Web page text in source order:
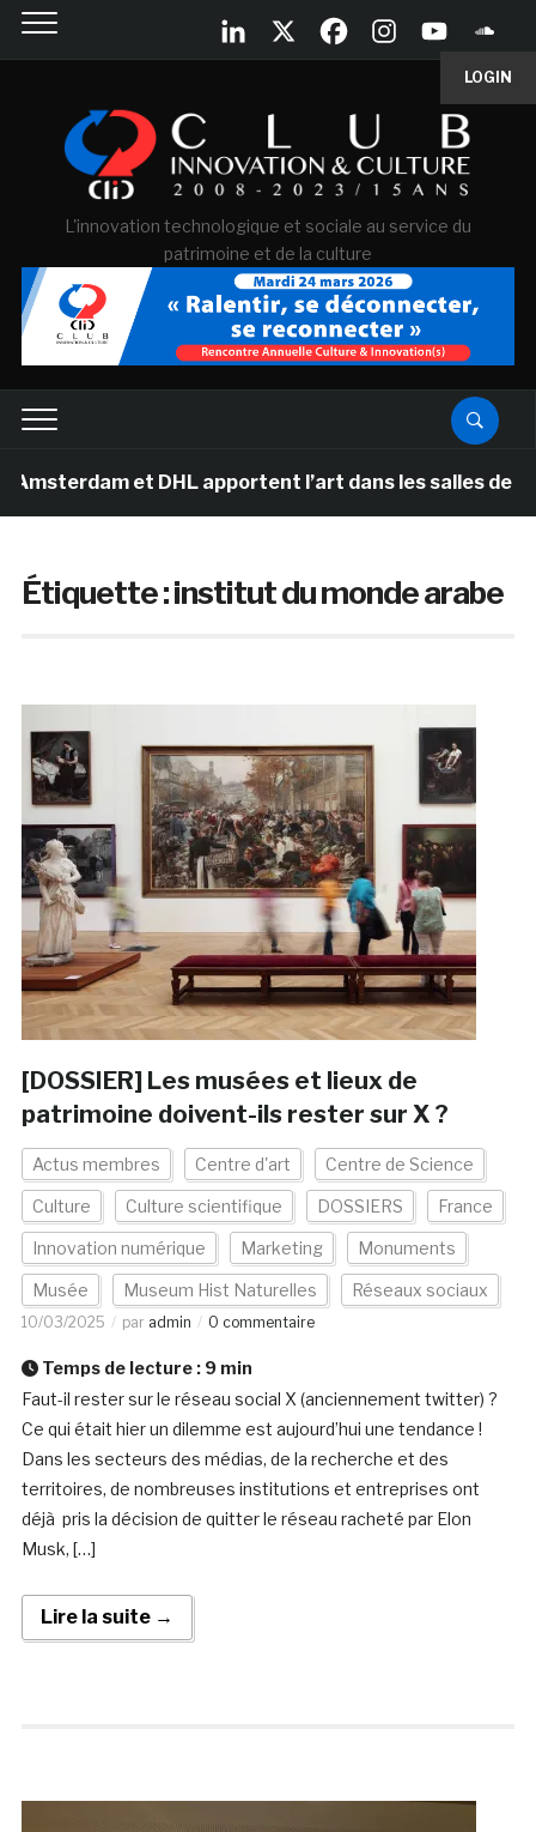
LOGIN
L'innovation technologique et sociale au service du
patrimoine et de la culture
et DHL apportent l’art dans les salles de classe des
Étiquette :institut du monde arabe
[DOSSIER] Les musées et lieux de
patrimoine doivent-ils rester sur X ?
Actus membres Centre d'art Centre de Science
Culture Culture scientifique DOSSIERS France
Innovation numérique Marketing Monuments
Musée Museum Hist Naturelles Réseaux sociaux
10/03/2025 par admin 0 commentaire
Temps de lecture : 9 min
Faut-il rester sur le réseau social X (anciennement twitter) ?
Ce qui était hier un dilemme est aujourd’hui une tendance !
Dans les secteurs des médias, de la recherche et des
territoires, de nombreuses institutions et entreprises ont
déjà pris la décision de quitter le réseau racheté par Elon
Musk, […]
Lire la suite →